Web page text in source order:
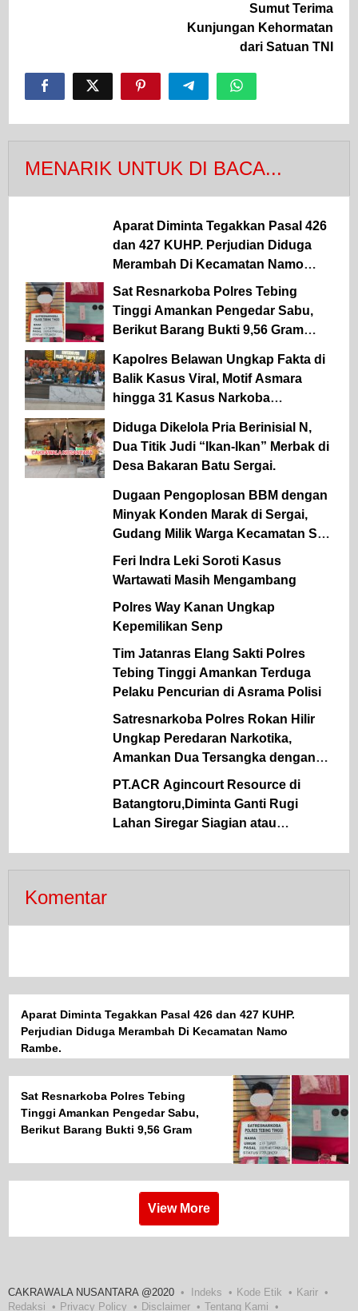
Sumut Terima
Kunjungan Kehormatan
dari Satuan TNI
MENARIK UNTUK DI BACA...
Aparat Diminta Tegakkan Pasal 426
dan 427 KUHP. Perjudian Diduga
Merambah Di Kecamatan Namo
Rambe.
Sat Resnarkoba Polres Tebing
Tinggi Amankan Pengedar Sabu,
Berikut Barang Bukti 9,56 Gram
Kapolres Belawan Ungkap Fakta di
Balik Kasus Viral, Motif Asmara
hingga 31 Kasus Narkoba
Diduga Dikelola Pria Berinisial N,
Dua Titik Judi “Ikan-Ikan” Merbak di
Desa Bakaran Batu Sergai.
Dugaan Pengoplosan BBM dengan
Minyak Konden Marak di Sergai,
Gudang Milik Warga Kecamatan Sei
Rampah Digerebek Media.
Feri Indra Leki Soroti Kasus
Wartawati Masih Mengambang
Polres Way Kanan Ungkap
Kepemilikan Senp
Tim Jatanras Elang Sakti Polres
Tebing Tinggi Amankan Terduga
Pelaku Pencurian di Asrama Polisi
Satresnarkoba Polres Rokan Hilir
Ungkap Peredaran Narkotika,
Amankan Dua Tersangka dengan
Barang Bukti Sabu dan Ganja
PT.ACR Agincourt Resource di
Batangtoru,Diminta Ganti Rugi
Lahan Siregar Siagian atau
Komentar
Aparat Diminta Tegakkan Pasal 426 dan 427 KUHP.
Perjudian Diduga Merambah Di Kecamatan Namo
Rambe.
Sat Resnarkoba Polres Tebing
Tinggi Amankan Pengedar Sabu,
Berikut Barang Bukti 9,56 Gram
View More
CAKRAWALA NUSANTARA @2020 Indeks Kode Etik
Karir
Redaksi
Privacy Policy Disclaimer Tentang Kami